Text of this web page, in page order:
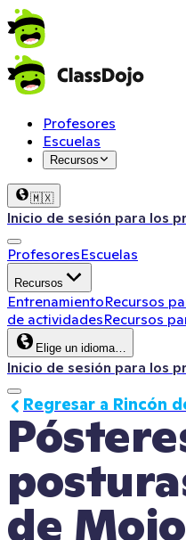
Profesores
Escuelas
Recursos
🇲🇽
Inicio de sesión para los
ProfesoresEscuelas
Recursos
EntrenamientoRecursos
de actividadesRecursos
Elige un idioma…
Inicio de sesión para los
Regresar a Rincón